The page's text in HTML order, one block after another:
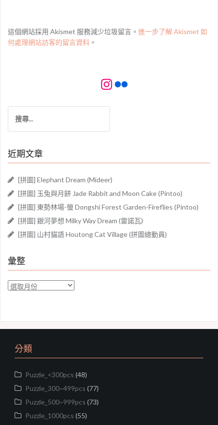
這個網站採用 Akismet 服務減少垃圾留言。 進一步了解 Akismet 如
何處理網站訪客的留言資料 。
Instagram
Flickr
關
字:
近期文章
[拼圖] Elephant Dream (Mideer)
[拼圖] 玉兔與月餅 Jade Rabbit and Moon Cake (Pintoo)
[拼圖] 東勢林場-螢 Dongshi Forest Garden-Fireflies (Pintoo)
[拼圖] 銀河夢想 Milky Way Dream (雷諾瓦)
[拼圖] 山村貓語 Houtong Cat Village (拼圖總動員)
彙整
彙
分類
Puzzle_<300pcs (48)
Puzzle_300~499pcs (77)
Puzzle_500~999pcs (73)
Puzzle_1000pcs (55)